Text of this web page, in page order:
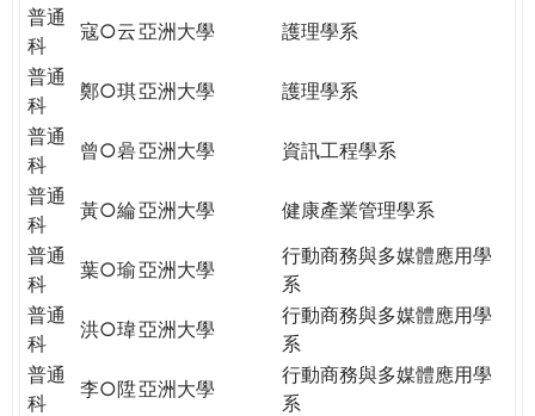
普通
科
寇○云亞洲大學
護理學系
普通
科
鄭○琪亞洲大學
護理學系
普通
科
曾○碞亞洲大學
資訊工程學系
普通
科
黃○綸亞洲大學
健康產業管理學系
普通
科
葉○瑜亞洲大學
行動商務與多媒體應用學
系
普通
科
洪○瑋亞洲大學
行動商務與多媒體應用學
系
普通
科
李○陞亞洲大學
行動商務與多媒體應用學
系